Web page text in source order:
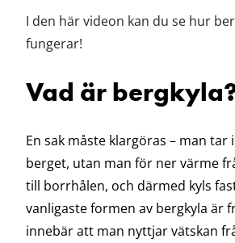
I den här videon kan du se hur
fungerar!
Vad är
En sak måste klargöras – man tar
berget, utan man för ner värme
till borrhålen, och därmed kyls
vanligaste formen av bergkyla är
innebär att man nyttjar vätskan